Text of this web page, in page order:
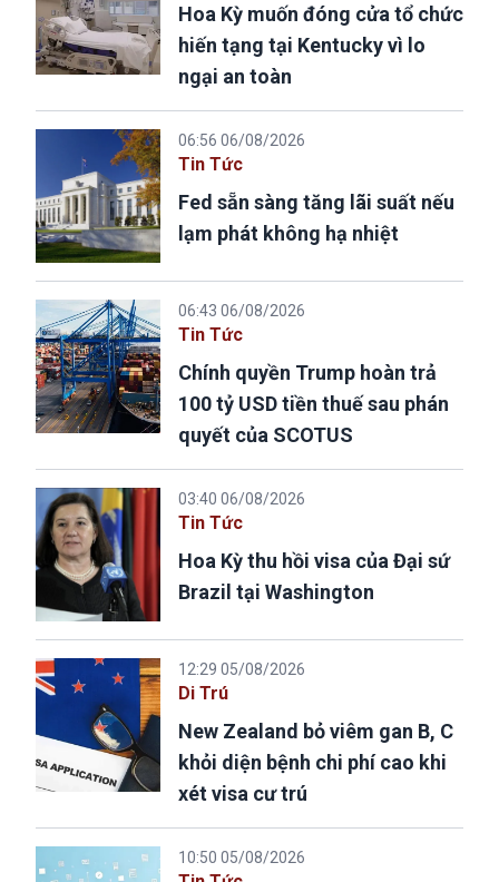
Hoa Kỳ muốn đóng cửa tổ chức
hiến tạng tại Kentucky vì lo
ngại an toàn
06:56 06/08/2026
Tin Tức
Fed sẵn sàng tăng lãi suất nếu
lạm phát không hạ nhiệt
06:43 06/08/2026
Tin Tức
Chính quyền Trump hoàn trả
100 tỷ USD tiền thuế sau phán
quyết của SCOTUS
03:40 06/08/2026
Tin Tức
Hoa Kỳ thu hồi visa của Đại sứ
Brazil tại Washington
12:29 05/08/2026
Di Trú
New Zealand bỏ viêm gan B, C
khỏi diện bệnh chi phí cao khi
xét visa cư trú
10:50 05/08/2026